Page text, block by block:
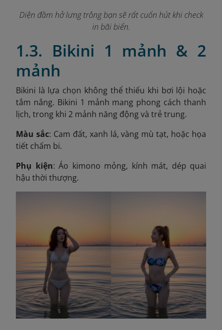
Diện đầm hở lưng trông bạn sẽ rất cuốn hút khi check
in bãi biển.
1.3. Bikini 1 mảnh & 2
mảnh
Bikini là lựa chọn không thể thiếu khi bơi lội hoặc
tắm nắng. Bikini 1 mảnh mang phong cách thanh
lịch, trong khi 2 mảnh năng động và trẻ trung.
Màu sắc: Cam đất, xanh lá, vàng mù tạt, hoặc họa
tiết chấm bi.
Phụ kiện: Áo kimono mỏng, kính mát, dép quai
hậu thời thượng.